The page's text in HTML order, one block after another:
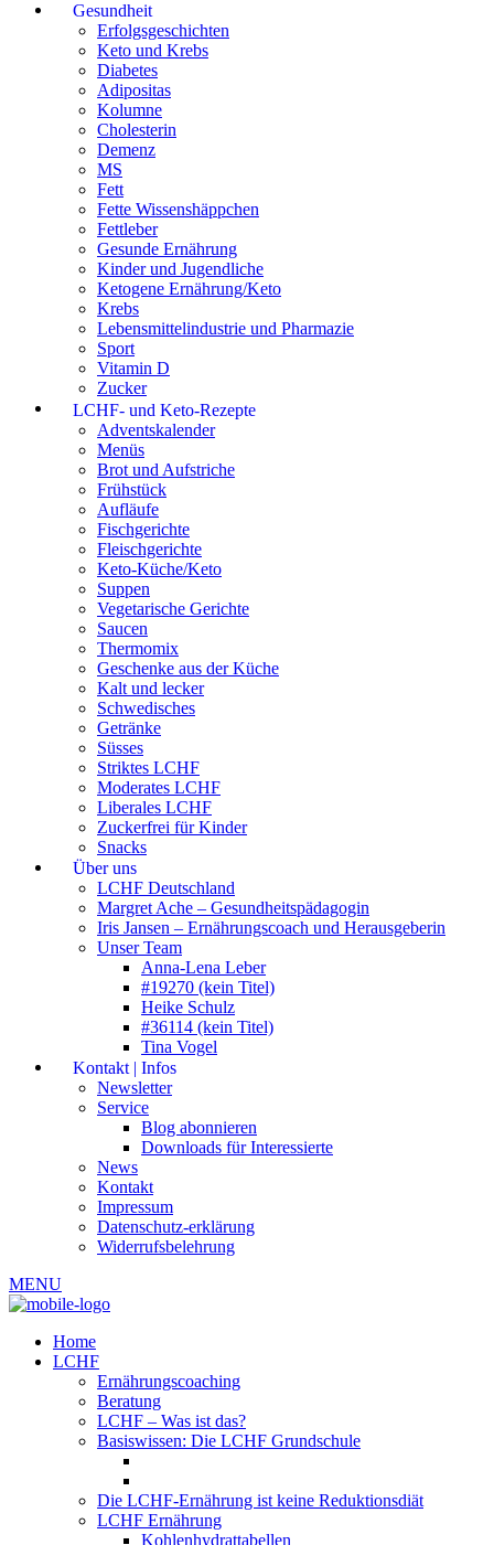
Gesundheit
Erfolgsgeschichten
Keto und Krebs
Diabetes
Adipositas
Kolumne
Cholesterin
Demenz
MS
Fett
Fette Wissenshäppchen
Fettleber
Gesunde Ernährung
Kinder und Jugendliche
Ketogene Ernährung/Keto
Krebs
Lebensmittelindustrie und Pharmazie
Sport
Vitamin D
Zucker
LCHF- und Keto-Rezepte
Adventskalender
Menüs
Brot und Aufstriche
Frühstück
Aufläufe
Fischgerichte
Fleischgerichte
Keto-Küche/Keto
Suppen
Vegetarische Gerichte
Saucen
Thermomix
Geschenke aus der Küche
Kalt und lecker
Schwedisches
Getränke
Süsses
Striktes LCHF
Moderates LCHF
Liberales LCHF
Zuckerfrei für Kinder
Snacks
Über uns
LCHF Deutschland
Margret Ache – Gesundheitspädagogin
Iris Jansen – Ernährungscoach und Herausgeberin
Unser Team
Anna-Lena Leber
#19270 (kein Titel)
Heike Schulz
#36114 (kein Titel)
Tina Vogel
Kontakt | Infos
Newsletter
Service
Blog abonnieren
Downloads für Interessierte
News
Kontakt
Impressum
Datenschutz-erklärung
Widerrufsbelehrung
MENU
Home
LCHF
Ernährungscoaching
Beratung
LCHF – Was ist das?
Basiswissen: Die LCHF Grundschule
Die LCHF-Ernährung ist keine Reduktionsdiät
LCHF Ernährung
Kohlenhydrattabellen